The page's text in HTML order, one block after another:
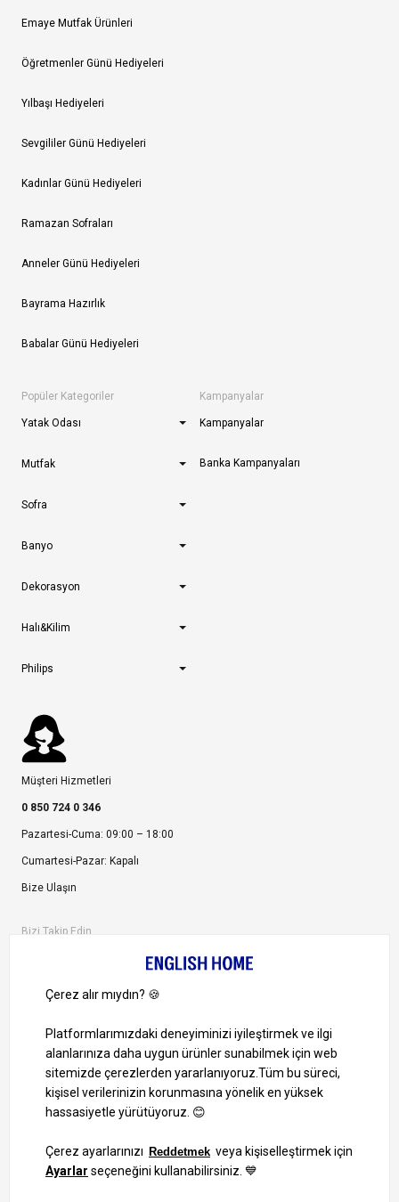
Emaye Mutfak Ürünleri
Öğretmenler Günü Hediyeleri
Yılbaşı Hediyeleri
Sevgililer Günü Hediyeleri
Kadınlar Günü Hediyeleri
Ramazan Sofraları
Anneler Günü Hediyeleri
Bayrama Hazırlık
Babalar Günü Hediyeleri
Popüler Kategoriler
Yatak Odası
Mutfak
Sofra
Banyo
Dekorasyon
Halı&Kilim
Philips
Kampanyalar
Kampanyalar
Banka Kampanyaları
Müşteri Hizmetleri
0 850 724 0 346
Pazartesi-Cuma: 09:00 – 18:00
Cumartesi-Pazar: Kapalı
Bize Ulaşın
Bizi Takip Edin
1000 TL ve Üzeri Alışverişlerinizde Kargo Bedava!
Bilgi Toplum Hizmetleri